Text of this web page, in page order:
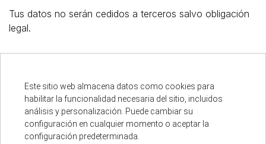
Tus datos no serán cedidos a terceros salvo obligación
legal.
datos personales:
Como titular de tus datos personales, tienes derecho a:
Acceder, rectificar y suprimir tus datos.
Este sitio web almacena datos como cookies para
habilitar la funcionalidad necesaria del sitio, incluidos
análisis y personalización. Puede cambiar su
configuración en cualquier momento o aceptar la
configuración predeterminada.